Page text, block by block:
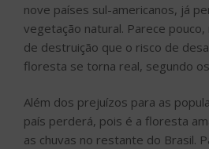
nove países sul-americanos, já
vegetação natural. Parece
de destruição que o risco de
floresta se torna real, segundo
Além dos prejuízos para as
país perderá, pois é a floresta
as chuvas no restante do Brasil.